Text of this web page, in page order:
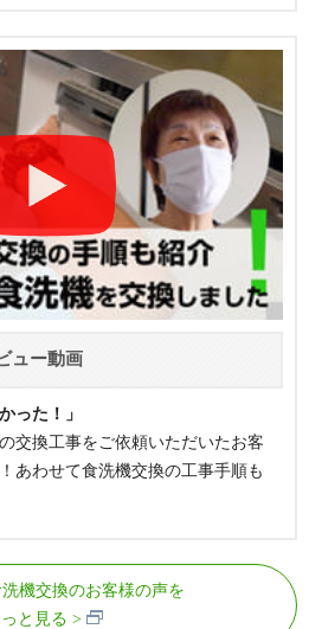
ュー動画
った！」
交換工事をご依頼いただいたお客
あわせて食洗機交換の工事手順も
機交換のお客様の声を
っと見る